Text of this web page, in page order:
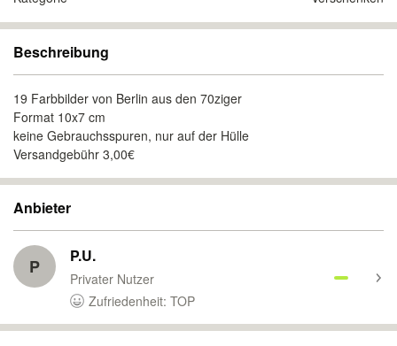
Beschreibung
19 Farbbilder von Berlin aus den 70ziger
Format 10x7 cm
keine Gebrauchsspuren, nur auf der Hülle
Versandgebühr 3,00€
Anbieter
P P.U.
Privater Nutzer
Zufriedenheit: TOP